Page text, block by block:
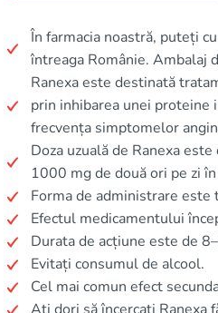
În farmacia noastră, puteți
întreaga Românie. Ambalaj
Ranexa este destinată
prin inhibarea unei proteine
frecvența simptomelor
Doza uzuală de Ranexa
1000 mg de două ori pe zi
Forma de administrare este
Efectul medicamentului
Durata de acțiune este de
Evitați consumul de alcool.
Cel mai comun efect